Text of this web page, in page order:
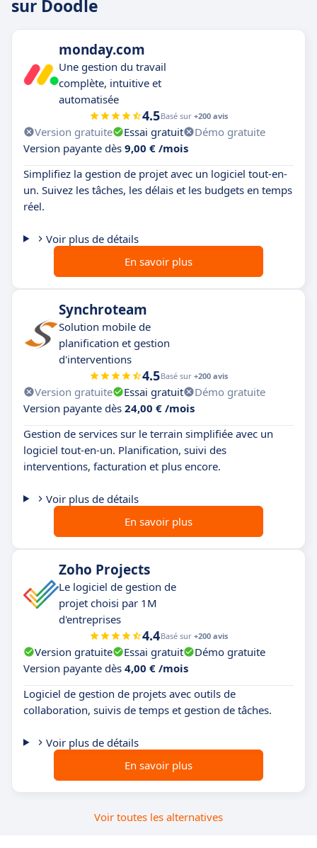
sur Doodle
monday.com
Une gestion du travail
complète, intuitive et
automatisée
4.5Basé sur +200 avis
Version gratuite Essai gratuit
Démo gratuite
Version payante dès 9,00 € /mois
Simplifiez la gestion de projet avec un logiciel tout-en-
un. Suivez les tâches, les délais et les budgets en temps
réel.
Voir plus de détails
En savoir plus
Synchroteam
Solution mobile de
planification et gestion
d'interventions
4.5Basé sur +200 avis
Version gratuite Essai gratuit
Démo gratuite
Version payante dès 24,00 € /mois
Gestion de services sur le terrain simplifiée avec un
logiciel tout-en-un. Planification, suivi des
interventions, facturation et plus encore.
Voir plus de détails
En savoir plus
Zoho Projects
Le logiciel de gestion de
projet choisi par 1M
d'entreprises
4.4Basé sur +200 avis
Version gratuite Essai gratuit
Démo gratuite
Version payante dès 4,00 € /mois
Logiciel de gestion de projets avec outils de
collaboration, suivis de temps et gestion de tâches.
Voir plus de détails
En savoir plus
Voir toutes les alternatives